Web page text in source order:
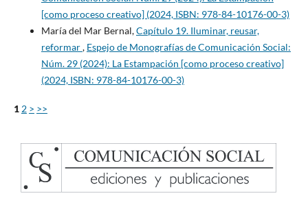
[como proceso creativo] (2024, ISBN: 978-84-10176-00-3)
María del Mar Bernal,Capítulo 19. Iluminar, reusar,
reformar, Espejo de Monografías de Comunicación Social:
Núm. 29 (2024): La Estampación [como proceso creativo]
(2024, ISBN: 978-84-10176-00-3)
1 2 > >>